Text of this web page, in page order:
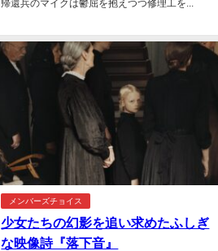
帰還兵のマイクは鬱屈を抱えつつ修理工を...
メンバーズチョイス
少女たちの幻影を追い求めたふしぎ
な映像詩『落下音』